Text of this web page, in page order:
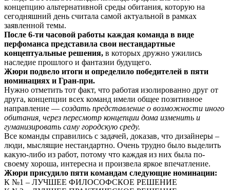
концепцию альтернативной среды обитания, которую на
сегодняшний день считала самой актуальной в рамках
заявленной темы.
После 6-ти часовой работы каждая команда в виде
перфоманса представила свои нестандартные
концептуальные решения, в которых дружно ужились
наследие прошлого и фантазии будущего.
Жюри подвело итоги и определило победителей в пяти
номинациях и Гран-при.
Нужно отметить тот факт, что работая изолированно друг от
друга, концепции всех команд имели общее позитивное
направление — создать представление о возможности иного
обитания, через пересмотр концепции дома изменить и
гуманизировать саму городскую среду.
Все команды справились с задачей, доказав, что дизайнеры –
люди, мыслящие нестандартно. Очень трудно было выделить
какую-либо из работ, потому что каждая из них была по-
своему хороша, интересна и произвела яркое впечатление.
Жюри присудило пяти командам следующие номинации:
К №1 – ЛУЧШЕЕ ФИЛОСОФСКОЕ РЕШЕНИЕ